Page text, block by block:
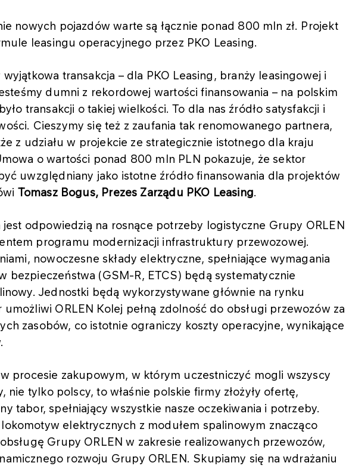
nowych pojazdów warte są łącznie ponad 800 mln zł. Projekt
leasingu operacyjnego przez PKO Leasing.
transakcja – dla PKO Leasing, branży leasingowej i
dumni z rekordowej wartości finansowania – na polskim
transakcji o takiej wielkości. To dla nas źródło satysfakcji i
Cieszymy się też z zaufania tak renomowanego partnera,
z udziału w projekcie ze strategicznie istotnego dla kraju
o wartości ponad 800 mln PLN pokazuje, że sektor
uwzględniany jako istotne źródło finansowania dla projektów
Tomasz Bogus, Prezes Zarządu PKO Leasing.
jest odpowiedzią na rosnące potrzeby logistyczne Grupy ORLEN
programu modernizacji infrastruktury przewozowej.
nowoczesne składy elektryczne, spełniające wymagania
bezpieczeństwa (GSM-R, ETCS) będą systematycznie
Jednostki będą wykorzystywane głównie na rynku
ORLEN Kolej pełną zdolność do obsługi przewozów za
zasobów, co istotnie ograniczy koszty operacyjne, wynikające
procesie zakupowym, w którym uczestniczyć mogli wszyscy
nie tylko polscy, to właśnie polskie firmy złożyły ofertę,
tabor, spełniający wszystkie nasze oczekiwania i potrzeby.
elektrycznych z modułem spalinowym znacząco
Grupy ORLEN w zakresie realizowanych przewozów,
rozwoju Grupy ORLEN. Skupiamy się na wdrażaniu